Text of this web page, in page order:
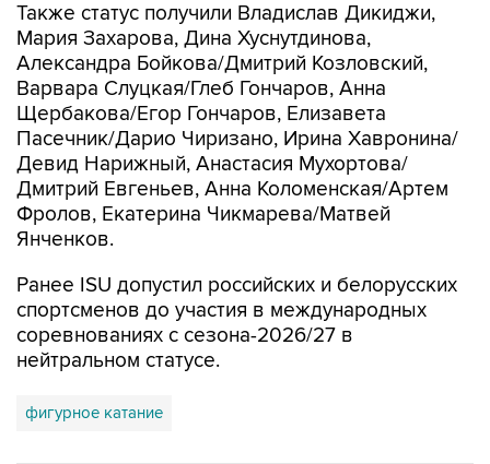
Также статус получили Владислав Дикиджи,
Мария Захарова, Дина Хуснутдинова,
Александра Бойкова/Дмитрий Козловский,
Варвара Слуцкая/Глеб Гончаров, Анна
Щербакова/Егор Гончаров, Елизавета
Пасечник/Дарио Чиризано, Ирина Хавронина/
Девид Нарижный, Анастасия Мухортова/
Дмитрий Евгеньев, Анна Коломенская/Артем
Фролов, Екатерина Чикмарева/Матвей
Янченков.
Ранее ISU допустил российских и белорусских
спортсменов до участия в международных
соревнованиях с сезона-2026/27 в
нейтральном статусе.
фигурное катание